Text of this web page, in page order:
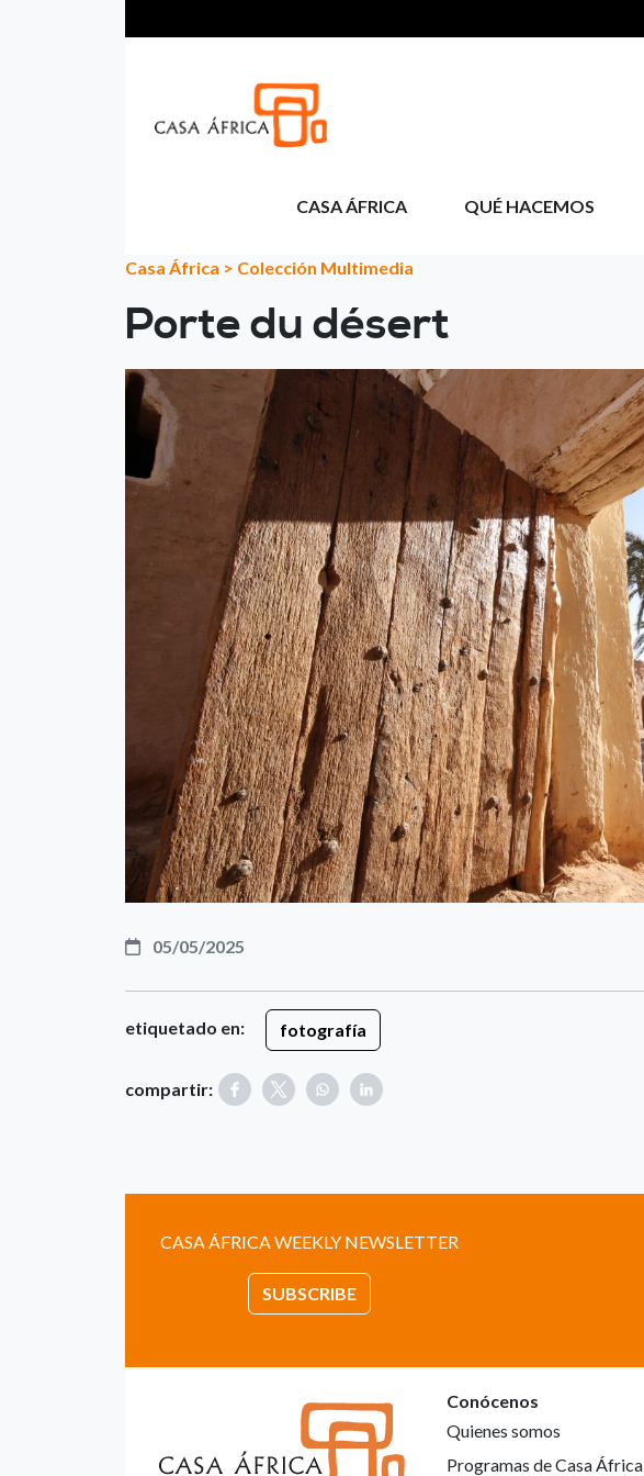
CASA ÁFRICA QUÉ HACEMOS
Casa África > Colección Multimedia
Porte du désert
05/05/2025
etiquetado en: fotografía
compartir:
CASA ÁFRICA WEEKLY NEWSLETTER
SUBSCRIBE
Conócenos
Quienes somos
Programas de Casa África